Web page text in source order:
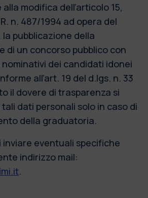
modifica dell’articolo 15,
n. 487/1994 ad opera del
la pubblicazione della
di un concorso pubblico con
dei candidati idonei
all’art. 19 del d.lgs. n. 33
il dovere di trasparenza si
dati personali solo in caso di
della graduatoria.
inviare eventuali specifiche
indirizzo mail:
.